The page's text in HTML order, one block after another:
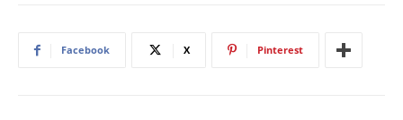
Facebook X Pinterest